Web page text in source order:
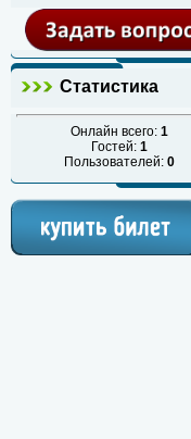
Статистика
Онлайн всего: 1
Гостей: 1
Пользователей: 0